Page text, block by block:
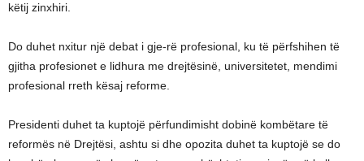
këtij zinxhiri.
Do duhet nxitur një debat i gje-rë profesional, ku të përfshihen të
gjitha profesionet e lidhura me drejtësinë, universitetet, mendimi
profesional rreth kësaj reforme.
Presidenti duhet ta kuptojë përfundimisht dobinë kombëtare të
reformës në Drejtësi, ashtu si dhe opozita duhet ta kuptojë se do